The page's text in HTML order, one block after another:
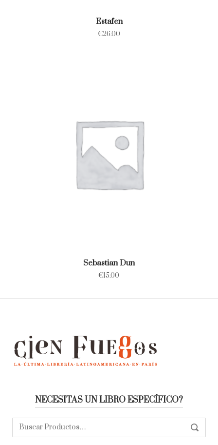
Estafen
€26.00
Sebastian Dun
€15.00
NECESITAS UN LIBRO ESPECÍFICO?
Buscar: